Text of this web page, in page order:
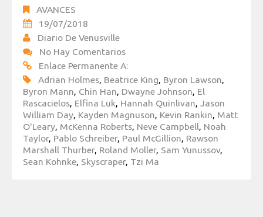
AVANCES
19/07/2018
Diario De Venusville
No Hay Comentarios
Enlace Permanente A:
Adrian Holmes, Beatrice King, Byron Lawson,
Byron Mann, Chin Han, Dwayne Johnson, El
Rascacielos, Elfina Luk, Hannah Quinlivan, Jason
William Day, Kayden Magnuson, Kevin Rankin, Matt
O'Leary, McKenna Roberts, Neve Campbell, Noah
Taylor, Pablo Schreiber, Paul McGillion, Rawson
Marshall Thurber, Roland Moller, Sam Yunussov,
Sean Kohnke, Skyscraper, Tzi Ma